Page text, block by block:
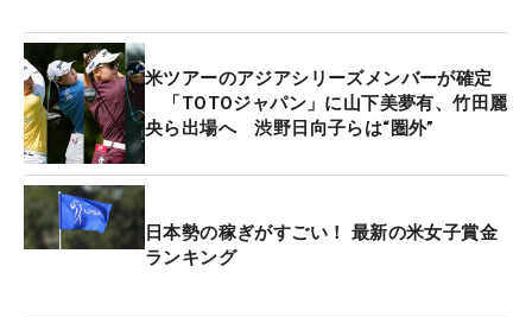
めで優勝を逃した。
キャディに肩を抱かれたまま、泣き出しそうな表情
でハルを見つめるティティクル。50センチのバーデ
ィパットを沈めたハルに拍手を送り、最後はハグを
交わしたものの、その瞳には悔しさがにじんでい
た。優勝目前での“1.5メートルからの3パット”は、
米ツアーのアジアシリーズメンバーが確定
「TOTOジャパン」に山下美夢有、竹田麗
央ら出場へ 渋野日向子らは“圏外”
日本勢の稼ぎがすごい！ 最新の米女子賞金
ランキング